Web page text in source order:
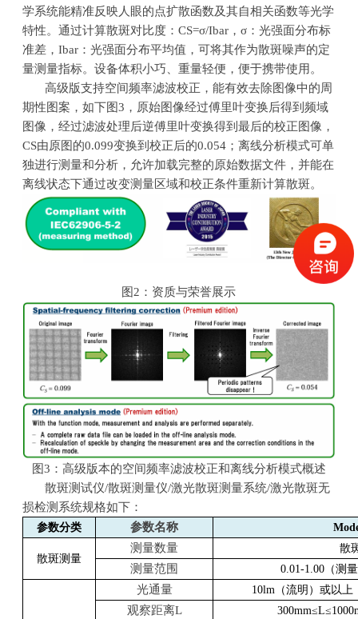
学系统能精准反映人眼的点扩散函数及其自相关函数等光学
特性。通过计算散斑对比度：CS=σ/Ibar ，σ：光强面分布标
准差，Ibar ：光强面分布平均值，可将其作为散斑噪声的定
量测量指标。设备体积小巧、重量轻便，便于携带使用。
高级版支持空间频率滤波校正，能有效去除图像中的周
期性图案，如下图3 ，原始图像经过傅里叶变换后得到频域
图像，经过滤波处理后逆傅里叶变换得到最后的校正图像，
CS由原图的0.099变换到校正后的0.054 ；离线分析模式可单
独进行测量和分析，允许加载完整的原始数据文件，并能在
离线状态下通过改变测量区域和校正条件重新计算散斑。
图2 ：资质与荣誉展示
图3 ：高级版本的空间频率滤波校正和离线分析模式概述
散斑测试仪/散斑测量仪/激光散斑测量系统/激光散斑无
损检测系统规格如下：
参数分类 参数名称
散斑测量
测量数量 散
测量范围 0.01-1.00（测
光通量 10lm（流明）或以上
观察距离L 300mm≤L≤